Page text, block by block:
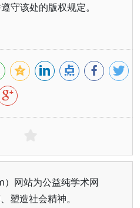
守该处的版权规定。
网站为公益纯学术网
塑造社会精神。